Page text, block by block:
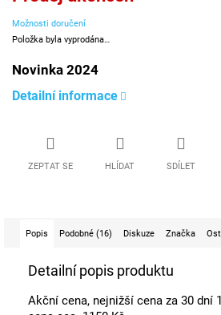
Možnosti doručení
Položka byla vyprodána…
Novinka 2024
Detailní informace
ZEPTAT SE HLÍDAT SDÍLET
Popis Podobné (16) Diskuze Značka
Detailní popis produktu
Akční cena, nejnižší cena za 30 dní